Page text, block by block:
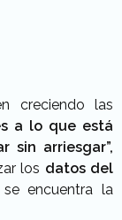
creciendo las
a lo que está
sin arriesgar”,
los datos del
encuentra la